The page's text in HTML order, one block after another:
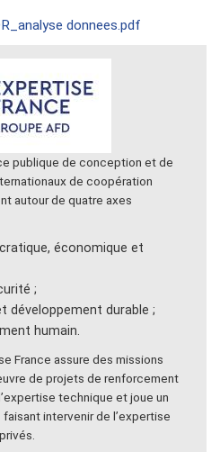
donnees.pdf
publique de conception et de
de coopération
autour de quatre axes
économique et
;
développement durable ;
humain.
France assure des missions
de projets de renforcement
technique et joue un
intervenir de l’expertise